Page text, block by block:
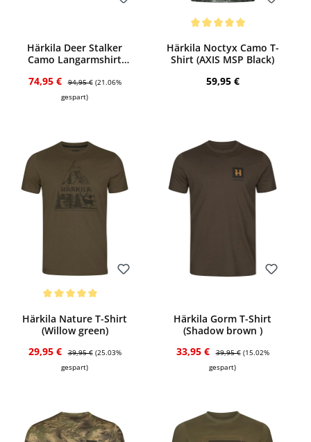
Härkila Deer Stalker
Camo Langarmshirt
Verkaufspreis:
74,95 € 94,95 € (21.06%
gespart)
Bewerten
Härkila Noctyx Camo T-
Shirt (AXIS MSP Black)
Regulärer Preis:
59,95 €
Bewerten
Härkila Nature T-Shirt
(Willow green)
Verkaufspreis:
29,95 € Regulärer Preis:
39,95 € (25.03%
gespart)
Härkila Gorm T-Shirt
(Shadow brown )
Verkaufspreis:
33,95 € Regulärer Preis:
39,95 € (15.02%
gespart)